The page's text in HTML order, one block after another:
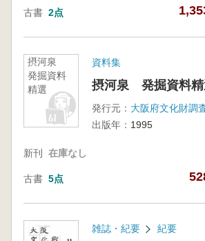
古書 2点
摂河泉
発掘資料
精選
資料集
摂河泉 発掘資料精
発行元： 大阪府文化財調
出版年： 1995
新刊 在庫なし
古書 5点
雑誌・紀要 紀要